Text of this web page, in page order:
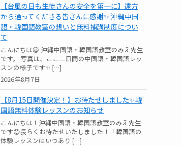
【台風の日も生徒さんの安全を第一に】遠方
から通ってくださる皆さんに感謝✨ 沖縄中国
語・韓国語教室の想いと無料補講制度につい
て
2026年8月7日
こんにちは😃 沖縄中国語・韓国語教室のみえ先生
です。 写真は、ここ二日間の中国語・韓国語レッ
スンの様子です✨ […]
【8月15日開催決定！】お待たせしました✨韓
国語無料体験レッスンのお知らせ
こんにちは！沖縄中国語・韓国語教室のみえ先生
です😊長らくお待たせいたしました！「韓国語の
体験レッスンはいつあり […]